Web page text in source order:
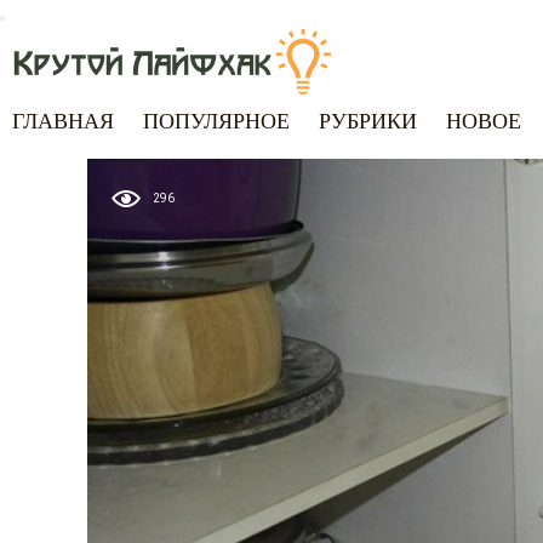
ГЛАВНАЯ ПОПУЛЯРНОЕ РУБРИКИ НОВОЕ
296